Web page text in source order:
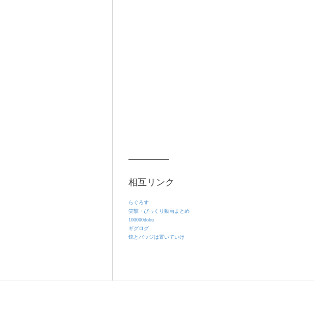
相互リンク
らぐろす
笑撃・びっくり動画まとめ
100000dobu
ギグログ
銃とバッジは置いていけ